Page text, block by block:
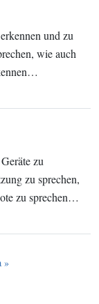
und zu
wie auch
zu
zu sprechen,
zu sprechen…
»